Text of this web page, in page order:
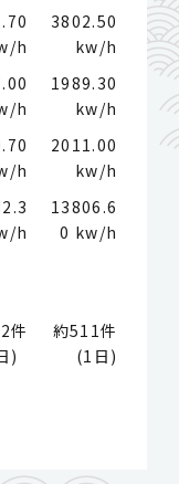
h
3802.50
kw/h
h
1989.30
kw/h
h
2011.00
kw/h
h
13806.6
0 kw/h
件
)
約511件
(1日)